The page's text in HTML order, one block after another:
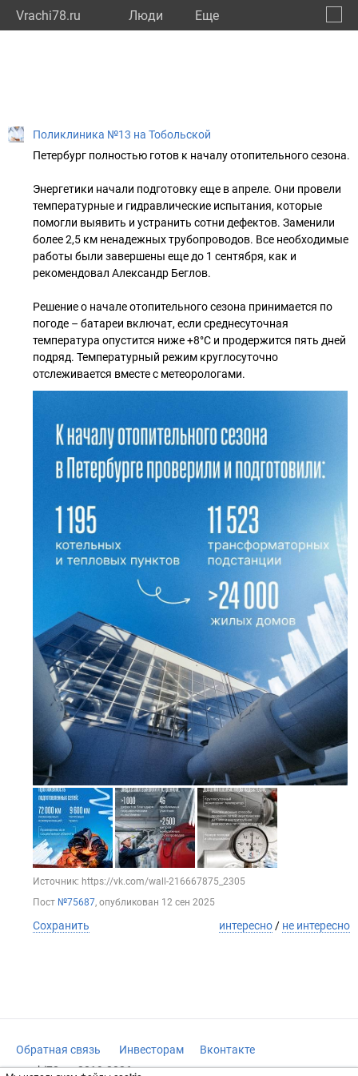
Vrachi78.ru Люди Eще
Поликлиника №13 на Тобольской
Петербург полностью готов к началу отопительного сезона.
Энергетики начали подготовку еще в апреле. Они провели
температурные и гидравлические испытания, которые
помогли выявить и устранить сотни дефектов. Заменили
более 2,5 км ненадежных трубопроводов. Все необходимые
работы были завершены еще до 1 сентября, как и
рекомендовал Александр Беглов.
Решение о начале отопительного сезона принимается по
погоде – батареи включат, если среднесуточная
температура опустится ниже +8°С и продержится пять дней
подряд. Температурный режим круглосуточно
отслеживается вместе с метеорологами.
Источник: https://vk.com/wall-216667875_2305
Пост №75687, опубликован 12 сен 2025
Сохранить интересно / не интересно
Обратная связь Инвесторам
Вконтакте
vrachi78.ru, 2019-2026 гг.